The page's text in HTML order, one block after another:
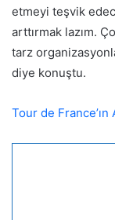
etmeyi teşvik
arttırmak lazım.
tarz
diye konuştu.
Tour de